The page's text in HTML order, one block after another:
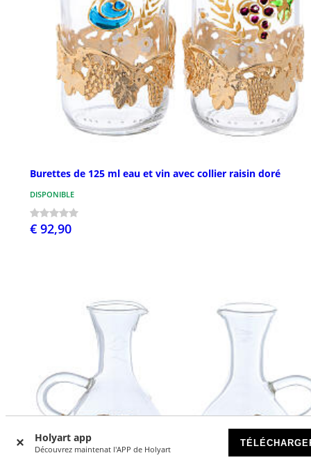
Holyart app
Découvrez maintenat l'APP de Holyart
Burettes de 125 ml eau et vin avec collier raisin doré
DISPONIBLE
€ 92,90